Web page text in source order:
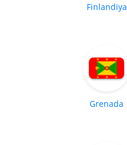
Finlandiya
Grenada